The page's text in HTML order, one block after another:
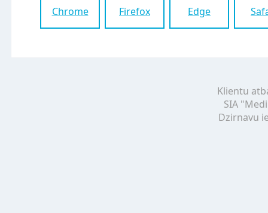
Chrome Firefox Edge
Klientu
SIA
Dzirnavu